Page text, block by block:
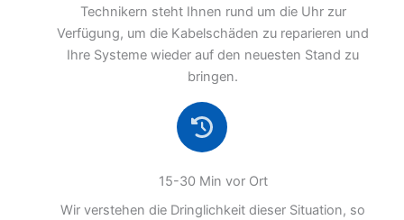
Technikern steht Ihnen rund um die Uhr zur
Verfügung, um die Kabelschäden zu reparieren und
Ihre Systeme wieder auf den neuesten Stand zu
bringen.
15-30 Min vor Ort
Wir verstehen die Dringlichkeit dieser Situation, so